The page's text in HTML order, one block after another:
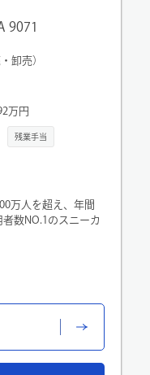
、海外も含め約
を突破し、取引先
は500億円を突
上は390億円で77％
クのEC売上です。
の影響もあり、更
企業売上高は1240
ていこう。」とい
らず、人生を共に
約束事です。ベイ
新しい創造を愉し
しています。また
る環境が整ってい
、バイヤー、プレ
9071
卸売）
万円
残業手当
万人を超え、年間
数NO.1のスニーカ
できる場所として